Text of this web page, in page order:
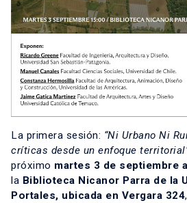
La primera sesión: “Ni Urbano Ni
críticas desde un enfoque
próximo martes 3 de septiembre
la Biblioteca Nicanor Parra de la
Portales, ubicada en Vergara 324